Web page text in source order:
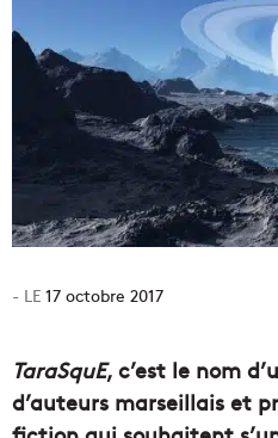
17 octobre 2017
TaraSquE, c’est le nom
d’auteurs marseillais et